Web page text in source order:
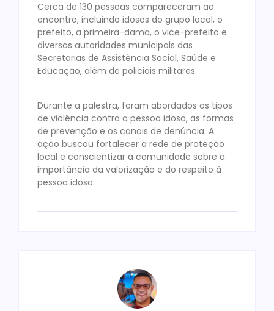
Cerca de 130 pessoas compareceram ao
encontro, incluindo idosos do grupo local, o
prefeito, a primeira-dama, o vice-prefeito e
diversas autoridades municipais das
Secretarias de Assistência Social, Saúde e
Educação, além de policiais militares.
Durante a palestra, foram abordados os tipos
de violência contra a pessoa idosa, as formas
de prevenção e os canais de denúncia. A
ação buscou fortalecer a rede de proteção
local e conscientizar a comunidade sobre a
importância da valorização e do respeito à
pessoa idosa.